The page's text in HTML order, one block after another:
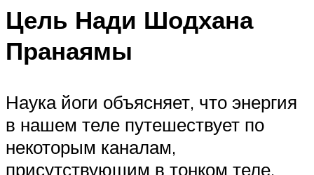
Цель Нади Шодхана
Пранаямы
Наука йоги объясняет, что энергия
в нашем теле путешествует по
некоторым каналам,
присутствующим в тонком теле,